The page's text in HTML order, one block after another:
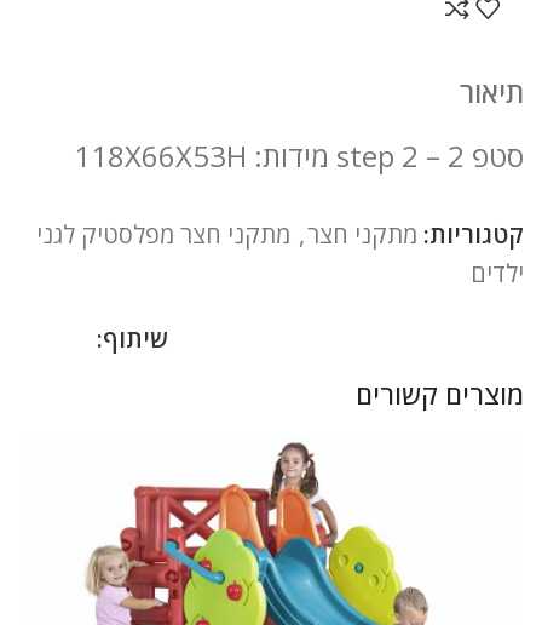
תיאור
סטפ 2 – step 2 מידות: 118X66X53H
קטגוריות: מתקני חצר, מתקני חצר מפלסטיק לגני
ילדים
שיתוף:
מוצרים קשורים